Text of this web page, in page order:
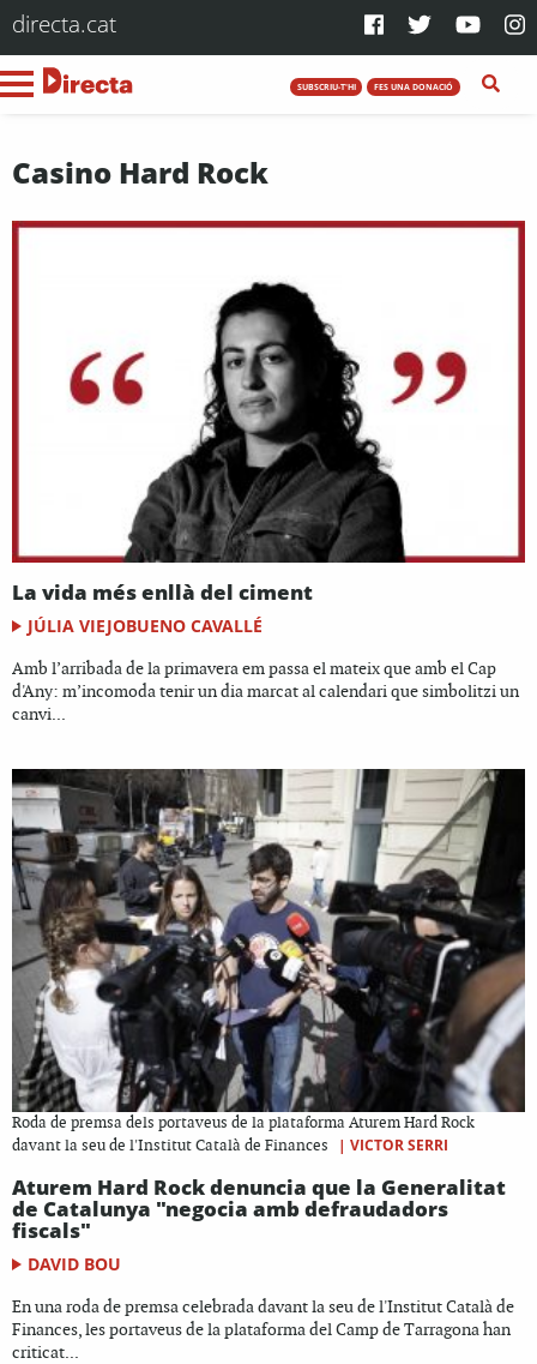
directa.cat
SUBSCRIU-T'HI FES UNA DONACIÓ
Casino Hard Rock
La vida més enllà del ciment
JÚLIA VIEJOBUENO CAVALLÉ
Amb l’arribada de la primavera em passa el mateix que amb el Cap
d'Any: m’incomoda tenir un dia marcat al calendari que simbolitzi un
canvi...
Roda de premsa dels portaveus de la plataforma Aturem Hard Rock
davant la seu de l'Institut Català de Finances
| VICTOR SERRI
Aturem Hard Rock denuncia que la Generalitat
de Catalunya "negocia amb defraudadors
fiscals"
DAVID BOU
En una roda de premsa celebrada davant la seu de l'Institut Català de
Finances, les portaveus de la plataforma del Camp de Tarragona han
criticat...